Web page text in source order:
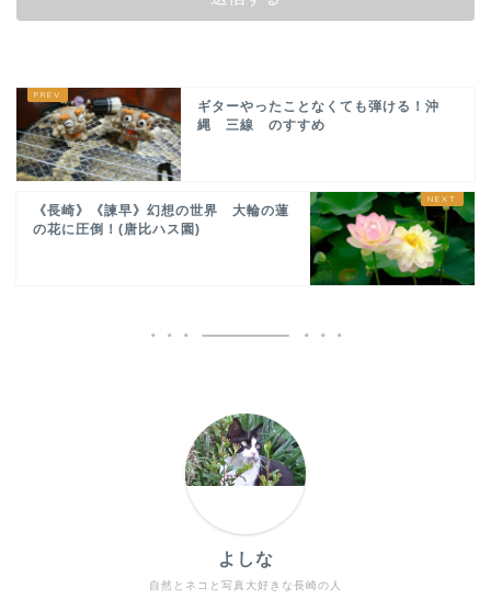
ギターやったことなくても弾ける！沖
縄 三線 のすすめ
《長崎》《諫早》幻想の世界 大輪の蓮
の花に圧倒！(唐比ハス園)
自然とネコと写真大好きな長崎の人
よしな